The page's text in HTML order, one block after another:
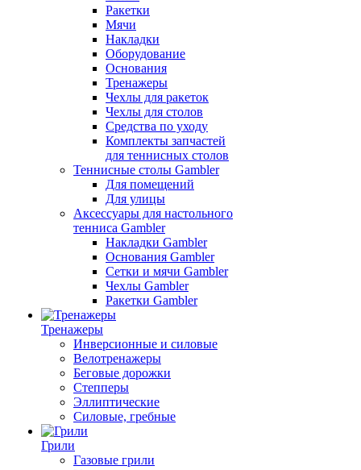
Ракетки
Мячи
Накладки
Оборудование
Основания
Тренажеры
Чехлы для ракеток
Чехлы для столов
Средства по уходу
Комплекты запчастей
для теннисных столов
Теннисные столы Gambler
Для помещений
Для улицы
Аксессуары для настольного
тенниса Gambler
Накладки Gambler
Основания Gambler
Сетки и мячи Gambler
Чехлы Gambler
Ракетки Gambler
Тренажеры
Инверсионные и силовые
Велотренажеры
Беговые дорожки
Степперы
Эллиптические
Силовые, гребные
Грили
Газовые грили